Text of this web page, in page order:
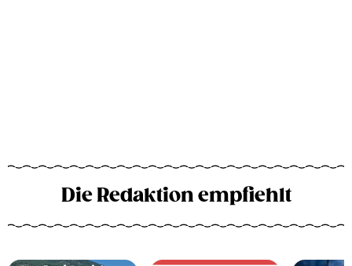
Die Redaktion empfiehlt